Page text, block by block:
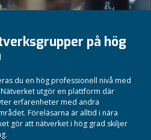
på hög
du en hög professionell nivå med
utgör en plattform där
erfarenheter med andra
Föreläsarna är alltid i nära
gör att nätverket i hög grad skiljer